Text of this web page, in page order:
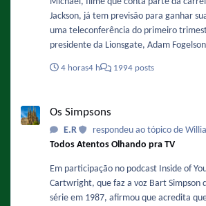
Jackson, já tem previsão para ganhar
uma teleconferência do primeiro
presidente da Lionsgate, Adam
início de 2027. Sobre a data ele
https://www.omelete.com.br/filmes/
cinebiografia-de-michael-jackson-
nos-cinemas-confira
4 horas4 h 1994 posts
Os Simpsons
E.R
respondeu ao tópico de
Todos Atentos Olhando pra TV
Em participação no podcast Inside of
Cartwright, que faz a voz Bart Simpson
série em 1987, afirmou que acredita